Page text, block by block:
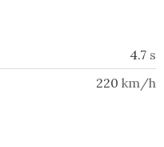
4.7 s
220 km/h